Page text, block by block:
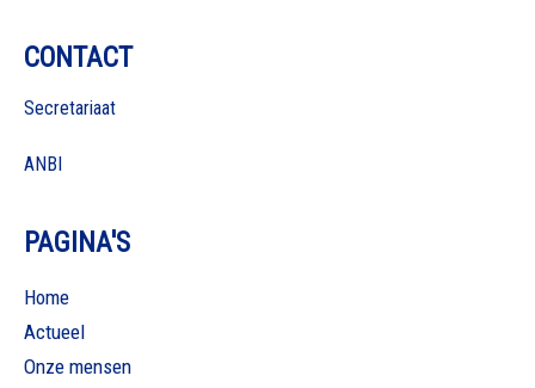
CONTACT
Secretariaat
ANBI
PAGINA'S
Home
Actueel
Onze mensen